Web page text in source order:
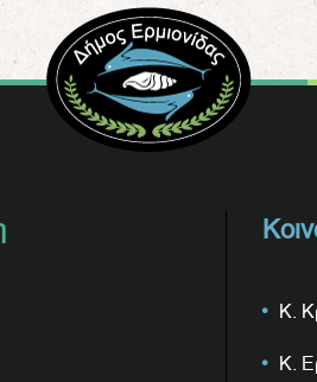
Κ.
Κ.